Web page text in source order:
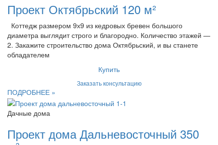
Проект Октябрьский 120 м²
Коттедж размером 9х9 из кедровых бревен большого
диаметра выглядит строго и благородно. Количество этажей —
2. Закажите строительство дома Октябрьский, и вы станете
обладателем
Купить
Заказать консультацию
ПОДРОБНЕЕ »
Дачные дома
Проект дома Дальневосточный 350